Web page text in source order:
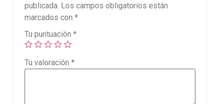
publicada. Los campos obligatorios están
marcados con *
Tu puntuación *
Tu valoración *